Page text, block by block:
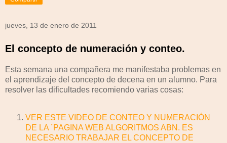
jueves, 13 de enero de 2011
El concepto de numeración y conteo.
Esta semana una compañera me manifestaba problemas en
el aprendizaje del concepto de decena en un alumno. Para
resolver las dificultades recomiendo varias cosas:
VER ESTE VIDEO DE CONTEO Y NUMERACIÓN
DE LA ´PAGINA WEB ALGORITMOS ABN. ES
NECESARIO TRABAJAR EL CONCEPTO DE